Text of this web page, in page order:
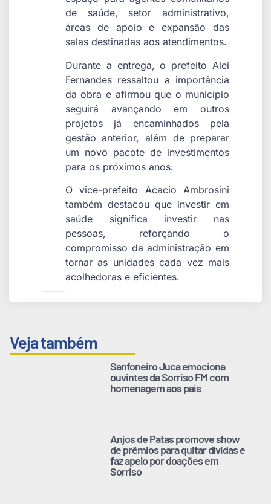
de saúde, setor administrativo,
áreas de apoio e expansão das
salas destinadas aos atendimentos.
Durante a entrega, o prefeito Alei
Fernandes ressaltou a importância
da obra e afirmou que o município
seguirá avançando em outros
projetos já encaminhados pela
gestão anterior, além de preparar
um novo pacote de investimentos
para os próximos anos.
O vice-prefeito Acacio Ambrosini
também destacou que investir em
saúde significa investir nas
pessoas, reforçando o
compromisso da administração em
tornar as unidades cada vez mais
acolhedoras e eficientes.
Veja também
Sanfoneiro Juca emociona
ouvintes da Sorriso FM com
homenagem aos pais
Anjos de Patas promove show
de prêmios para quitar dívidas e
faz apelo por doações em
Sorriso